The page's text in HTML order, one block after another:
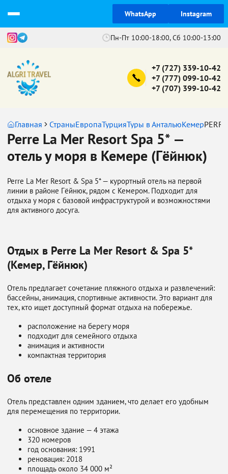
WhatsApp Instagram
Пн-Пт 10:00-18:00, Сб 10:00-13:00
+7 (727) 339-10-42
+7 (777) 099-10-42
+7 (707) 399-10-42
Главная СтраныЕвропаТурцияТуры в АнтальюКемер
Perre La Mer Resort Spa 5* —
отель у моря в Кемере (Гёйнюк)
Perre La Mer Resort & Spa 5* — курортный отель на первой
линии в районе Гёйнюк, рядом с Кемером. Подходит для
отдыха у моря с базовой инфраструктурой и возможностями
для активного досуга.
Отдых в Perre La Mer Resort & Spa 5*
(Кемер, Гёйнюк)
Отель предлагает сочетание пляжного отдыха и развлечений:
бассейны, анимация, спортивные активности. Это вариант для
тех, кто ищет доступный формат отдыха на побережье.
расположение на берегу моря
подходит для семейного отдыха
анимация и активности
компактная территория
Об отеле
Отель представлен одним зданием, что делает его удобным
для перемещения по территории.
основное здание — 4 этажа
320 номеров
год основания: 1991
реновация: 2018
площадь около 34 000 м²